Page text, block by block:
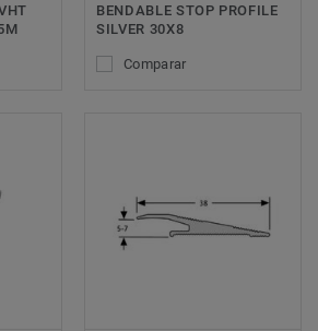
BENDABLE STOP PROFILE
SILVER 30X8
Comparar